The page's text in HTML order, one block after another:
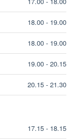
18.00 - 19.00
18.00 - 19.00
19.00 - 20.15
20.15 - 21.30
17.15 - 18.15